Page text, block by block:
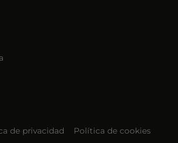
de privacidad Política de cookies